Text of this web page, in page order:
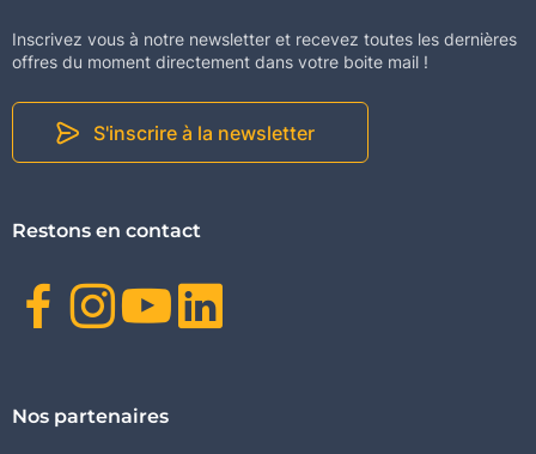
Inscrivez vous à notre newsletter et recevez toutes les dernières
offres du moment directement dans votre boite mail !
S'inscrire à la newsletter
Restons en contact
Facebook
Instagram
Youtube
Nos partenaires